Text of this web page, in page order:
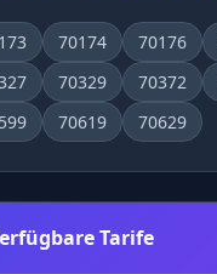
70174 70176
70329 70372
70619 70629
Tarife